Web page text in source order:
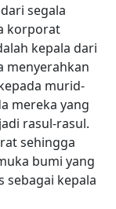
segala
korporat
kepala dari
menyerahkan
murid-
mereka yang
rasul-rasul.
sehingga
bumi yang
sebagai kepala